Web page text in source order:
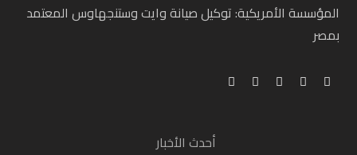
المؤسسة الأمريكية: توكيل صيانة وايت وستنجهاوس المعتمد
بمصر
أحدث الأخبار